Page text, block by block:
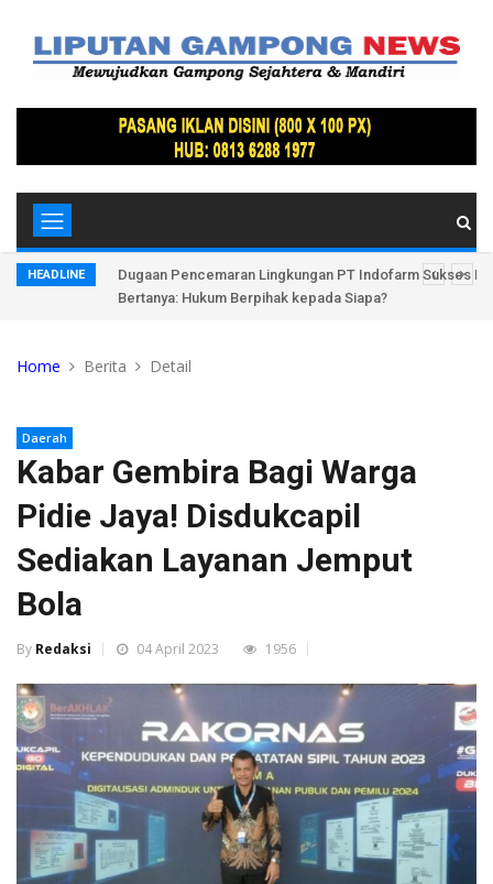
HEADLINE
Bandar
Dugaan Pencemaran Lingkungan PT Indofarm Sukses
Bertanya: Hukum Berpihak kepada Siapa?
Home Berita Detail
Daerah
Kabar Gembira Bagi Warga
Pidie Jaya! Disdukcapil
Sediakan Layanan Jemput
Bola
By Redaksi 04 April 2023 1956